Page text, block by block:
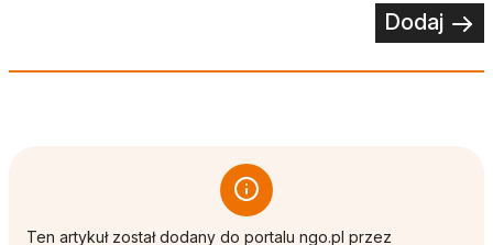
Dodaj
Ten artykuł został dodany do portalu ngo.pl przez